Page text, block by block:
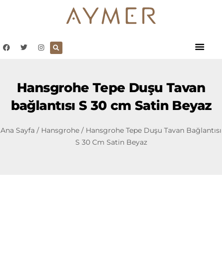
Hansgrohe Tepe Duşu Tavan
bağlantısı S 30 cm Satin Beyaz
Ana Sayfa / Hansgrohe / Hansgrohe Tepe Duşu Tavan Bağlantısı
S 30 Cm Satin Beyaz